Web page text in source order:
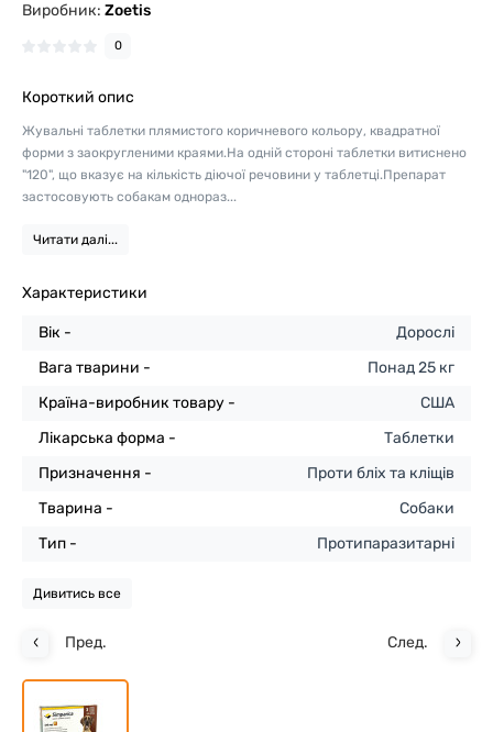
Виробник: Zoetis
0
Короткий опис
Жувальні таблетки плямистого коричневого кольору, квадратної
форми з заокругленими краями.На одній стороні таблетки витиснено
"120", що вказує на кількість діючої речовини у таблетці.Препарат
застосовують собакам однораз...
Читати далі...
Характеристики
Вік -
Дорослі
Вага тварини -
Понад 25 кг
Країна-виробник товару -
США
Лікарська форма -
Таблетки
Призначення -
Проти бліх та кліщів
Тварина -
Собаки
Тип -
Протипаразитарні
Дивитись все
Пред. След.